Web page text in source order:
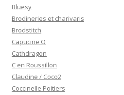
Bluesy
Brodineries et charivaris
Brodstitch
Capucine O
Cathdragon
C en Roussillon
Claudine / Coco2
Coccinelle Poitiers